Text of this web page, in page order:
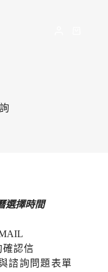
選擇時間
認信
諮詢問題表單